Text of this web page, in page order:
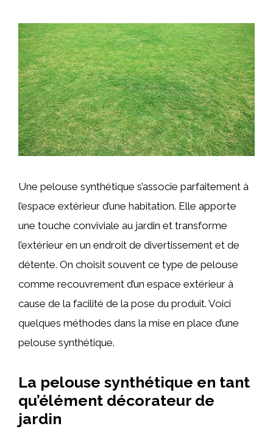
Une pelouse synthétique s’associe parfaitement à
l’espace extérieur d’une habitation. Elle apporte
une touche conviviale au jardin et transforme
l’extérieur en un endroit de divertissement et de
détente. On choisit souvent ce type de pelouse
comme recouvrement d’un espace extérieur à
cause de la facilité de la pose du produit. Voici
quelques méthodes dans la mise en place d’une
pelouse synthétique.
La pelouse synthétique en tant
qu’élément décorateur de
jardin